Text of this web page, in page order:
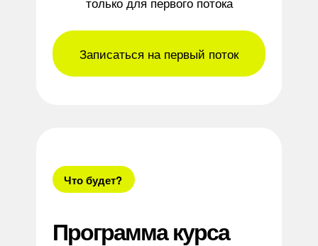
Записаться на первый поток
Программа курса
Что будет?